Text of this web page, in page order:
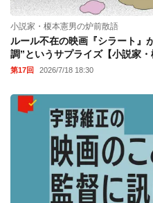
小説家・榎本憲男の炉前散語
ルール不在の映画『シラート』
調”というサプライズ【小説家・
第17回 2026/7/18 18:30